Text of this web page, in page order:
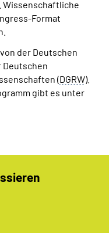
Format
der Deutschen
Deutschen
(DGRW).
gibt es unter